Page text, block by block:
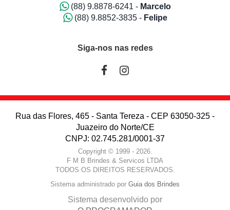
(88) 9.8878-6241 - Marcelo
(88) 9.8852-3835 - Felipe
Siga-nos nas redes
Rua das Flores, 465 - Santa Tereza - CEP 63050-325 -
Juazeiro do Norte/CE
CNPJ: 02.745.281/0001-37
Copyright © 1999 - 2026.
F M B Brindes & Servicos LTDA
TODOS OS DIREITOS RESERVADOS.
Sistema administrado por Guia dos Brindes
Sistema desenvolvido por